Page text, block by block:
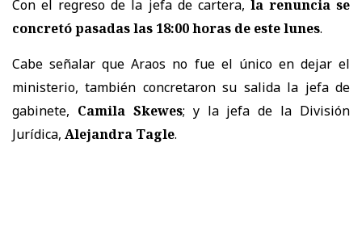
Con el regreso de la jefa de cartera, la renuncia se
concretó pasadas las 18:00 horas de este lunes.
Cabe señalar que Araos no fue el único en dejar el
ministerio, también concretaron su salida la jefa de
gabinete, Camila Skewes; y la jefa de la División
Jurídica, Alejandra Tagle.